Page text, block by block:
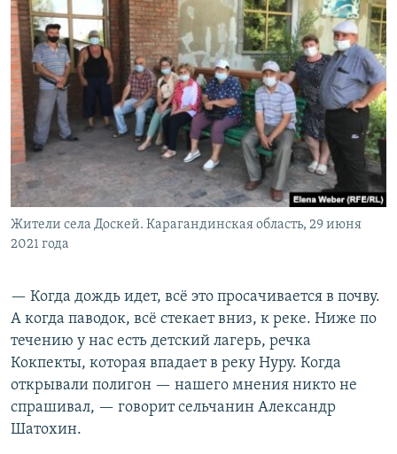
Жители села Доскей. Карагандинская область, 29 июня
2021 года
— Когда дождь идет, всё это просачивается в почву.
А когда паводок, всё стекает вниз, к реке. Ниже по
течению у нас есть детский лагерь, речка
Кокпекты, которая впадает в реку Нуру. Когда
открывали полигон — нашего мнения никто не
спрашивал, — говорит сельчанин Александр
Шатохин.